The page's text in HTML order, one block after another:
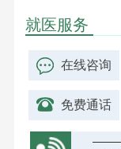
就医服务
在线咨询
免费通话